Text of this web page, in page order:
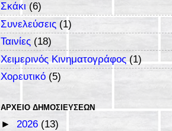
Σκάκι (6)
Συνελεύσεις (1)
Ταινίες (18)
Χειμερινός Κινηματογράφος (1)
Χορευτικό (5)
ΑΡΧΕΊΟ ΔΗΜΟΣΙΕΎΣΕΩΝ
► 2026 (13)